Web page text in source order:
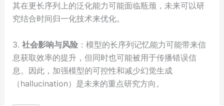
其在更长序列上的泛化能力可能面临瓶颈，未来可以研
究结合时间归一化技术来优化。
3. 社会影响与风险：模型的长序列记忆能力可能带来信
息获取效率的提升，但同时也可能被用于传播错误信
息。因此，加强模型的可控性和减少幻觉生成
（hallucination）是未来的重点研究方向。